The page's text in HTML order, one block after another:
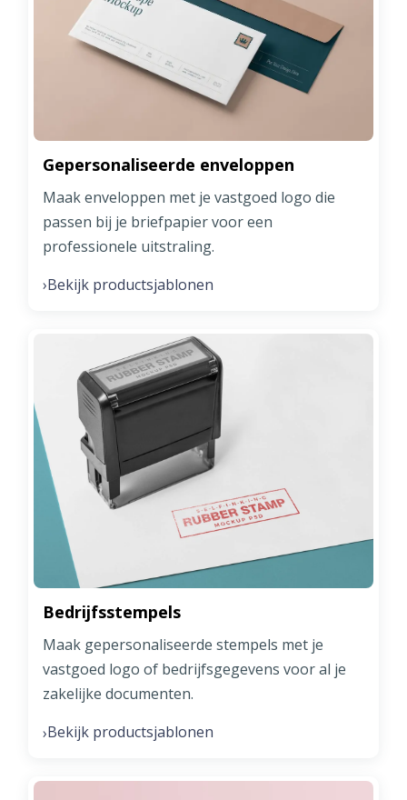
Gepersonaliseerde enveloppen
Maak enveloppen met je vastgoed logo die
passen bij je briefpapier voor een
professionele uitstraling.
›Bekijk productsjablonen
Bedrijfsstempels
Maak gepersonaliseerde stempels met je
vastgoed logo of bedrijfsgegevens voor al je
zakelijke documenten.
›Bekijk productsjablonen